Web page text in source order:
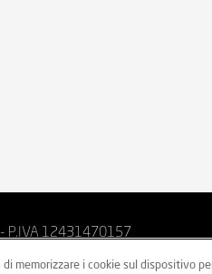
P.IVA 12431470157
clienti/fornitori Cookie
memorizzare i cookie sul dispositivo